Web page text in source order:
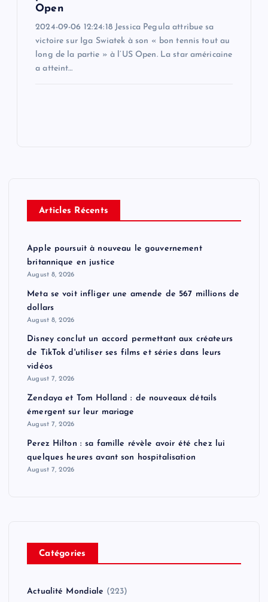
Open
2024-09-06 12:24:18 Jessica Pegula attribue sa
victoire sur Iga Swiatek à son « bon tennis tout au
long de la partie » à l’US Open. La star américaine
a atteint…
Articles Récents
Apple poursuit à nouveau le gouvernement
britannique en justice
August 8, 2026
Meta se voit infliger une amende de 567 millions de
dollars
August 8, 2026
Disney conclut un accord permettant aux créateurs
de TikTok d'utiliser ses films et séries dans leurs
vidéos
August 7, 2026
Zendaya et Tom Holland : de nouveaux détails
émergent sur leur mariage
August 7, 2026
Perez Hilton : sa famille révèle avoir été chez lui
quelques heures avant son hospitalisation
August 7, 2026
Catégories
Actualité Mondiale (223)